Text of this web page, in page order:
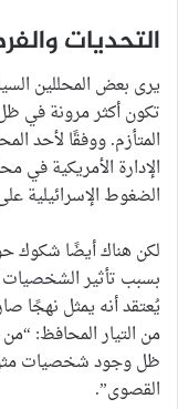
التحديات
يرى بعض المحللين
تكون أكثر مرونة في
المتأزم. ووفقًا لأحد
الإدارة الأمريكية
الضغوط الإسرائيلية
لكن هناك أيضًا شكوك
بسبب تأثير الشخصيات
يُعتقد أنه يمثل نهجًا
من التيار المحافظ:
ظل وجود شخصيات
القصوى”.